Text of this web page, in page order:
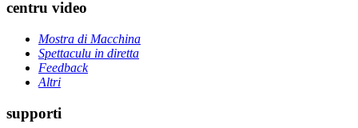
centru video
Mostra di Macchina
Spettaculu in diretta
Feedback
Altri
supporti